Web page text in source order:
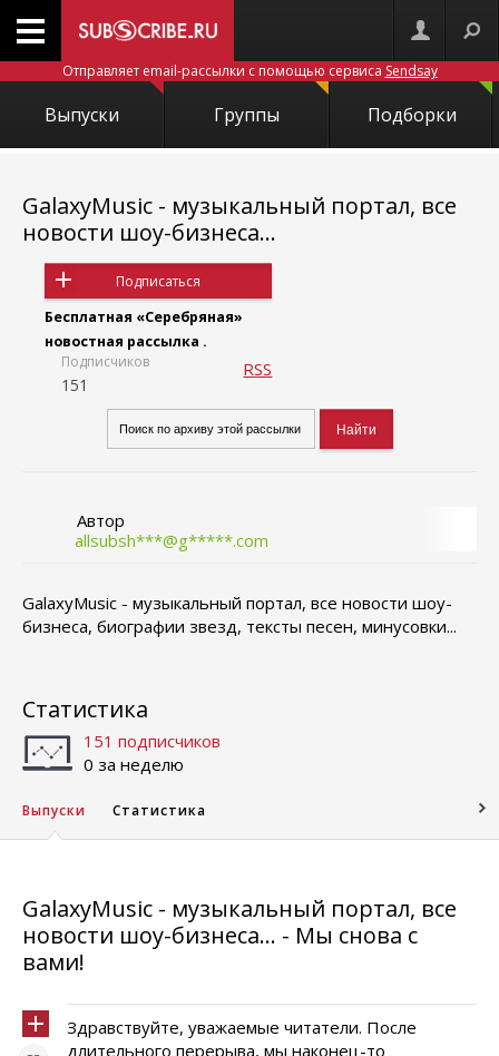
Отправляет email-рассылки с помощью сервиса Sendsay
Выпуски Группы Подборки
GalaxyMusic - музыкальный портал, все
новости шоу-бизнеса...
Подписаться
Бесплатная «Серебряная»
новостная рассылка .
Подписчиков
151
RSS
Автор
allsubsh***@g*****.com
GalaxyMusic - музыкальный портал, все новости шоу-
бизнеса, биографии звезд, тексты песен, минусовки...
Статистика
151 подписчиков
0 за неделю
Выпуски Статистика
GalaxyMusic - музыкальный портал, все
новости шоу-бизнеса... - Мы снова с
вами!
Здравствуйте, уважаемые читатели. После
длительного перерыва, мы наконец-то